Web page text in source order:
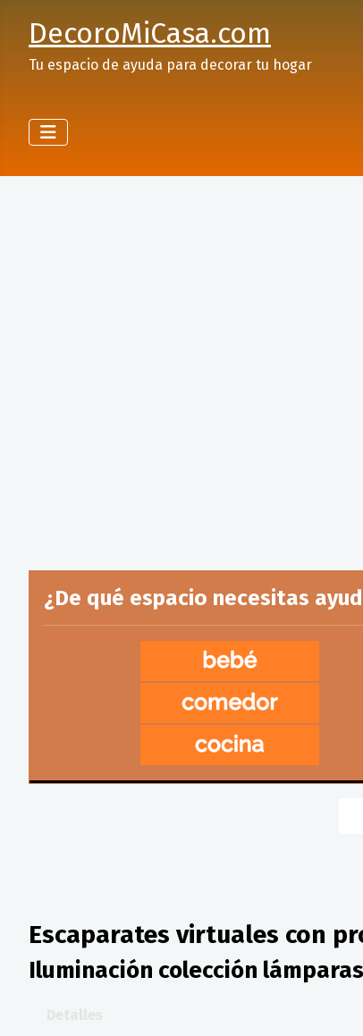
DecoroMiCasa.com
Tu espacio de ayuda para decorar tu hogar
¿De qué espacio necesitas
Escaparates virtuales con
Iluminación colección